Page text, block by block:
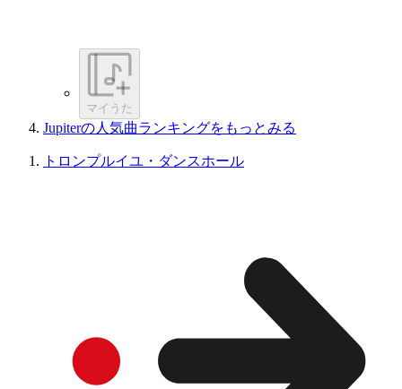
マイうた
Jupiterの人気曲ランキングをもっとみる
トロンプルイユ・ダンスホール